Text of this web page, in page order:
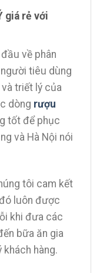
giá rẻ với
về phân
tiêu dùng
triết lý của
dòng rượu
tốt để phục
và Hà Nội nói
tôi cam kết
luôn được
khi đưa các
bữa ăn gia
hàng.